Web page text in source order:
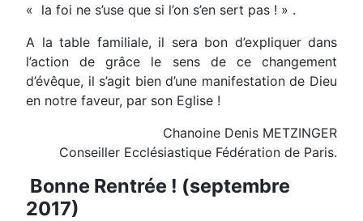
« la foi ne s’use que si l’on s’en sert pas ! » .
A la table familiale, il sera bon d’expliquer dans
l’action de grâce le sens de ce changement
d’évêque, il s’agit bien d’une manifestation de Dieu
en notre faveur, par son Eglise !
Chanoine Denis METZINGER
Conseiller Ecclésiastique Fédération de Paris.
Bonne Rentrée ! (septembre
2017)